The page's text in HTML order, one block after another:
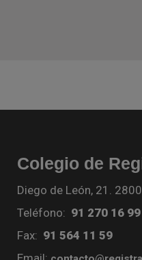
Colegio de
Diego de León, 21.
Teléfono: 91 270 16 99
Fax: 91 564 11 59